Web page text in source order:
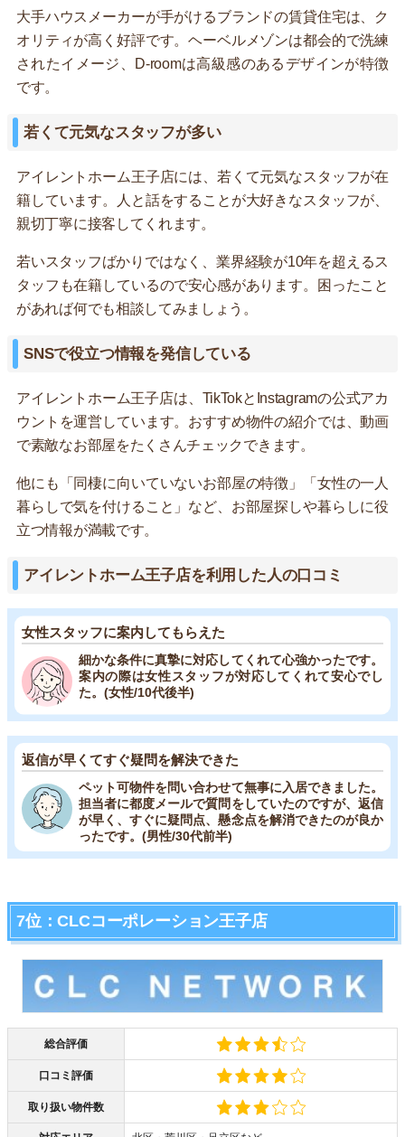
大手ハウスメーカーが手がけるブランドの賃貸住宅は、ク
オリティが高く好評です。ヘーベルメゾンは都会的で洗練
されたイメージ、D-roomは高級感のあるデザインが特徴
です。
若くて元気なスタッフが多い
アイレントホーム王子店には、若くて元気なスタッフが在
籍しています。人と話をすることが大好きなスタッフが、
親切丁寧に接客してくれます。
若いスタッフばかりではなく、業界経験が10年を超えるス
タッフも在籍しているので安心感があります。困ったこと
があれば何でも相談してみましょう。
SNSで役立つ情報を発信している
アイレントホーム王子店は、TikTokとInstagramの公式アカ
ウントを運営しています。おすすめ物件の紹介では、動画
で素敵なお部屋をたくさんチェックできます。
他にも「同棲に向いていないお部屋の特徴」「女性の一人
暮らしで気を付けること」など、お部屋探しや暮らしに役
立つ情報が満載です。
アイレントホーム王子店を利用した人の口コミ
女性スタッフに案内してもらえた
細かな条件に真摯に対応してくれて心強かったです。
案内の際は女性スタッフが対応してくれて安心でし
た。(女性/10代後半)
返信が早くてすぐ疑問を解決できた
ペット可物件を問い合わせて無事に入居できました。
担当者に都度メールで質問をしていたのですが、返信
が早く、すぐに疑問点、懸念点を解消できたのが良か
ったです。(男性/30代前半)
7位：CLCコーポレーション王子店
総合評価
口コミ評価
取り扱い物件数